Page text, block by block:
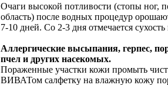
Очаги высокой потливости (стопы ног,
область) после водных процедур
7-10 дней. Со 2-3 дня отмечается
Аллергические высыпания, герпес,
пчел и других насекомых.
Пораженные участки кожи промыть
ВИВАТом салфетку на влажную кожу